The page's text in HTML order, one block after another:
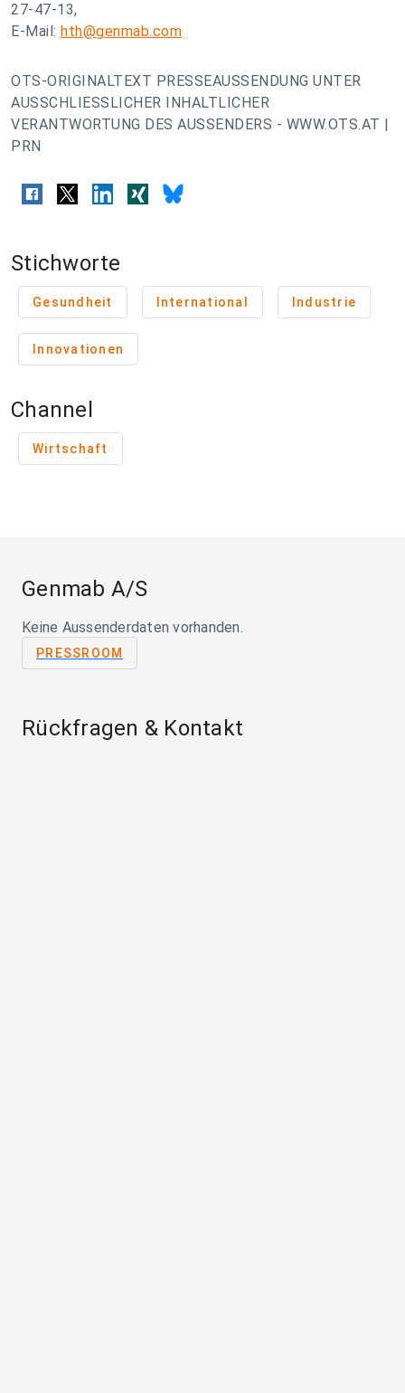
27-47-13,
E-Mail: hth@genmab.com
OTS-ORIGINALTEXT PRESSEAUSSENDUNG UNTER
AUSSCHLIESSLICHER INHALTLICHER
VERANTWORTUNG DES AUSSENDERS - WWW.OTS.AT |
PRN
Stichworte
Gesundheit International Industrie
Innovationen
Channel
Wirtschaft
Genmab A/S
Keine Aussenderdaten vorhanden.
PRESSROOM
Rückfragen & Kontakt